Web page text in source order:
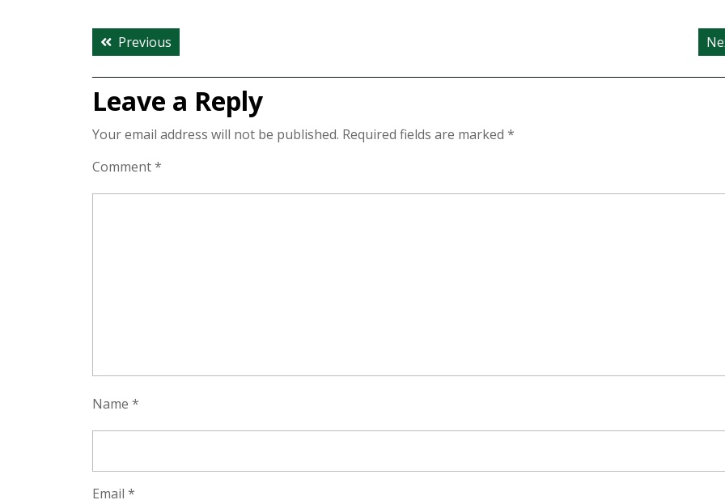
Post
navigation
Previous
post:
Leave a Reply
Your email address will not be published. Required fields are marked *
Comment*
Name *
Email *